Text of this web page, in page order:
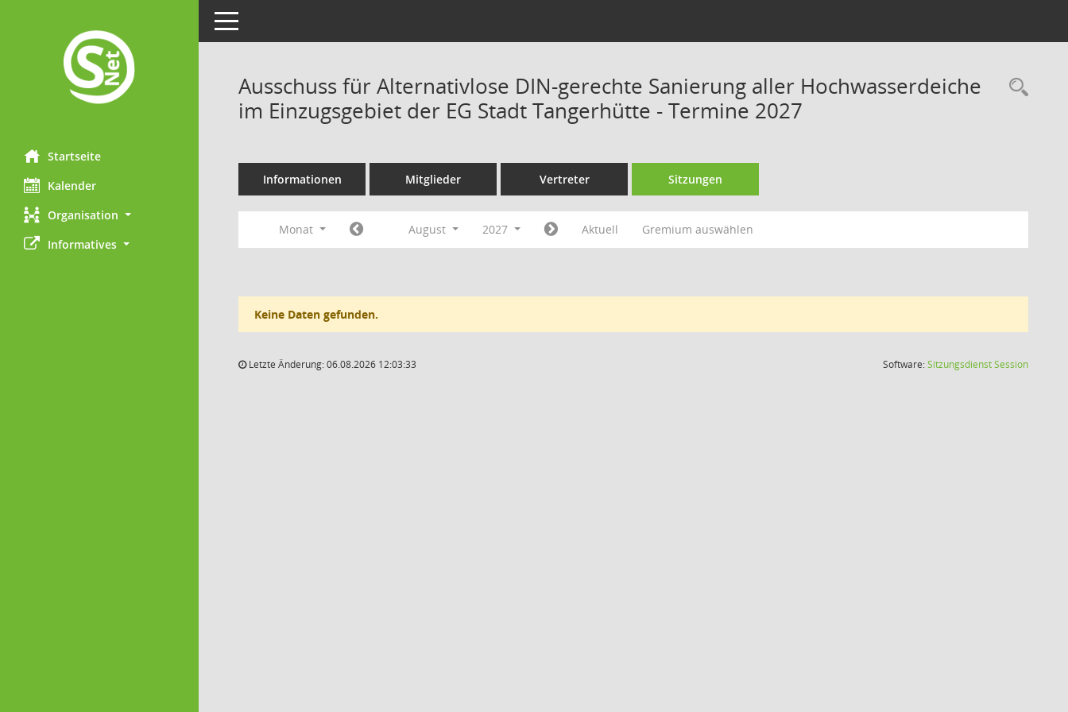
Startseite
Kalender
Organisation
Informatives
Toggle navigation
Ausschuss für Alternativlose DIN-gerechte Sanierung aller Hochwasserdeiche
im Einzugsgebiet der EG Stadt Tangerhütte - Termine 2027
Informationen Mitglieder Vertreter Sitzungen
Monat August 2027 Aktuell Gremium auswählen
Keine Daten gefunden.
Letzte Änderung: 06.08.2026 12:03:33 Software:SitzungsdienstSession(Wird in